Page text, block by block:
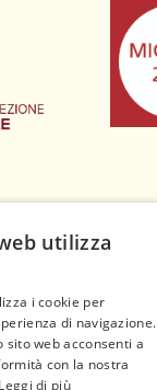
utilizza
i cookie per
di navigazione.
sito web acconsenti a
con la nostra
Leggi di più